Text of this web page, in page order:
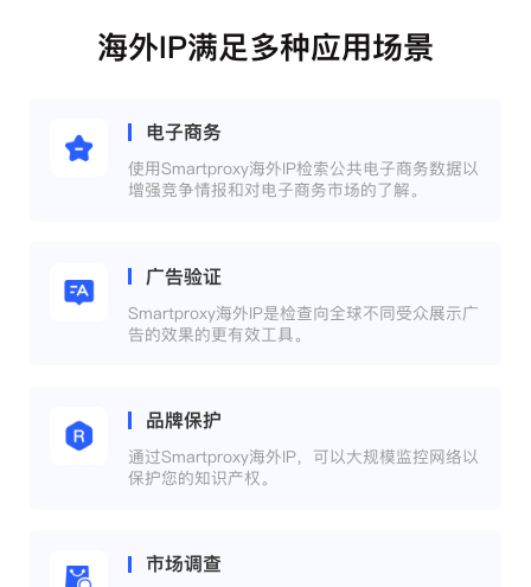
海外IP满足多种应用场景
电子商务
使用Smartproxy海外IP检索公共电子商务数据以
增强竞争情报和对电子商务市场的了解。
广告验证
Smartproxy海外IP是检查向全球不同受众展示广
告的效果的更有效工具。
品牌保护
通过Smartproxy海外IP，可以大规模监控网络以
保护您的知识产权。
市场调查